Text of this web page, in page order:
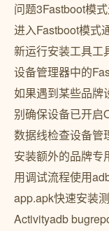
问题3Fastboot模
进入Fastboot模式
新运行安装工具工
设备管理器中的
如果遇到某些品牌
别确保设备已开启
数据线检查设备管
安装额外的品牌专
用调试流程使用
app.apk快速安装
Activityadb